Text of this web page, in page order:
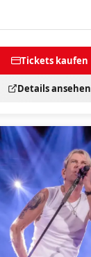
Tickets kaufen
Details ansehen